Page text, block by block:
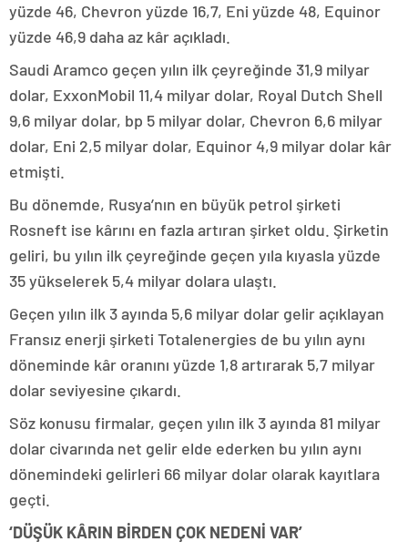
yüzde 46, Chevron yüzde 16,7, Eni yüzde 48, Equinor
yüzde 46,9 daha az kâr açıkladı.
Saudi Aramco geçen yılın ilk çeyreğinde 31,9 milyar
dolar, ExxonMobil 11,4 milyar dolar, Royal Dutch Shell
9,6 milyar dolar, bp 5 milyar dolar, Chevron 6,6 milyar
dolar, Eni 2,5 milyar dolar, Equinor 4,9 milyar dolar kâr
etmişti.
Bu dönemde, Rusya’nın en büyük petrol şirketi
Rosneft ise kârını en fazla artıran şirket oldu. Şirketin
geliri, bu yılın ilk çeyreğinde geçen yıla kıyasla yüzde
35 yükselerek 5,4 milyar dolara ulaştı.
Geçen yılın ilk 3 ayında 5,6 milyar dolar gelir açıklayan
Fransız enerji şirketi Totalenergies de bu yılın aynı
döneminde kâr oranını yüzde 1,8 artırarak 5,7 milyar
dolar seviyesine çıkardı.
Söz konusu firmalar, geçen yılın ilk 3 ayında 81 milyar
dolar civarında net gelir elde ederken bu yılın aynı
dönemindeki gelirleri 66 milyar dolar olarak kayıtlara
geçti.
‘DÜŞÜK KÂRIN BİRDEN ÇOK NEDENİ VAR’